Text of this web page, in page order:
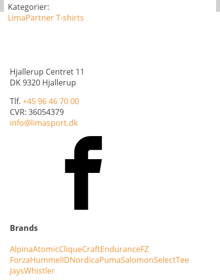
Kategorier:
LimaPartnerT-shirts
Hjallerup Centret 11
DK 9320 Hjallerup
Tlf. +45 96 46 70 00
CVR: 36054379
info@limasport.dk
Brands
AlpinaAtomicCliqueCraftEnduranceFZ
ForzaHummelIDNordicaPumaSalomonSelectTee
JaysWhistler